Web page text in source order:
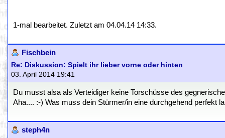
1-mal bearbeitet. Zuletzt am 04.04.14 14:33.
Fischbein
Re: Diskussion: Spielt ihr lieber vorne oder hinten
03. April 2014 19:41
Du musst alsa als Verteidiger keine Torschüsse des
Aha.... :-) Was muss dein Stürmer/in eine durchgehend perfekt
steph4n